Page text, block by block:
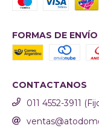
FORMAS DE ENVÍO
CONTACTANOS
011 4552-3911